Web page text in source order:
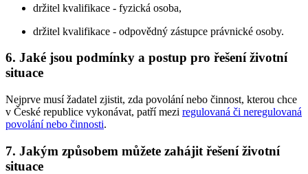
držitel kvalifikace - fyzická osoba,
držitel kvalifikace - odpovědný zástupce právnické osoby.
6. Jaké jsou podmínky a postup pro řešení životní
situace
Nejprve musí žadatel zjistit, zda povolání nebo činnost, kterou chce
v České republice vykonávat, patří mezi regulovaná či neregulovaná
povolání nebo činnosti.
7. Jakým způsobem můžete zahájit řešení životní
situace